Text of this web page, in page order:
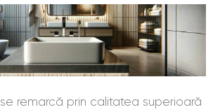
se remarcă prin calitatea superioară